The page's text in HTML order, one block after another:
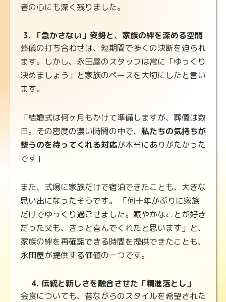
者の心にも深く残りました。
3. 「急かさない」姿勢と、家族の絆を深める空間
葬儀の打ち合わせは、短期間で多くの決断を迫られ
ます。しかし、永田屋のスタッフは常に「ゆっくり
決めましょう」と家族のペースを大切にしたと言い
ます。
「結婚式は何ヶ月もかけて準備しますが、葬儀は数
日。その密度の濃い時間の中で、 私たちの気持ちが
整うのを待ってくれる対応が本当にありがたかった
です」
また、式場に家族だけで宿泊できたことも、大きな
思い出になったそうです。 「何十年かぶりに家族
だけでゆっくり過ごせました。賑やかなことが好き
だった父も、きっと喜んでくれたと思います」と、
家族の絆を再確認できる時間を提供できたことも、
永田屋が提供する価値の一つです。
4. 伝統と新しさを融合させた「精進落とし」
会食についても、昔ながらのスタイルを希望された